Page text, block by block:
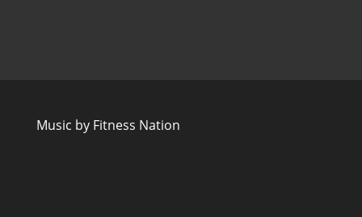
Music by Fitness Nation